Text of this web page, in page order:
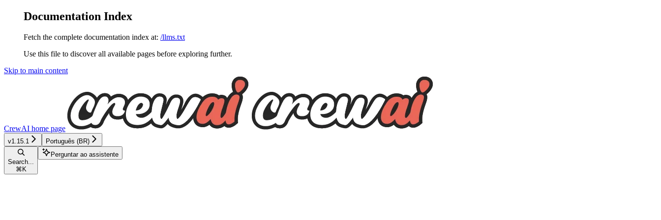
Documentation Index
Fetch the complete documentation index at: /llms.txt
Use this file to discover all available pages before exploring further.
Skip to main content
CrewAI home page
v1.15.1 Português (BR)
Search...
⌘ K
Perguntar ao assistente